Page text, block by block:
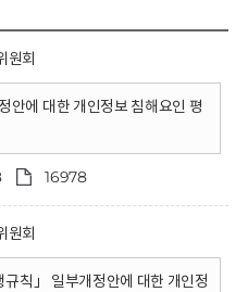
원회
안에 대한 개인정보 침해요인 평
16978
원회
규칙」 일부개정안에 대한 개인정